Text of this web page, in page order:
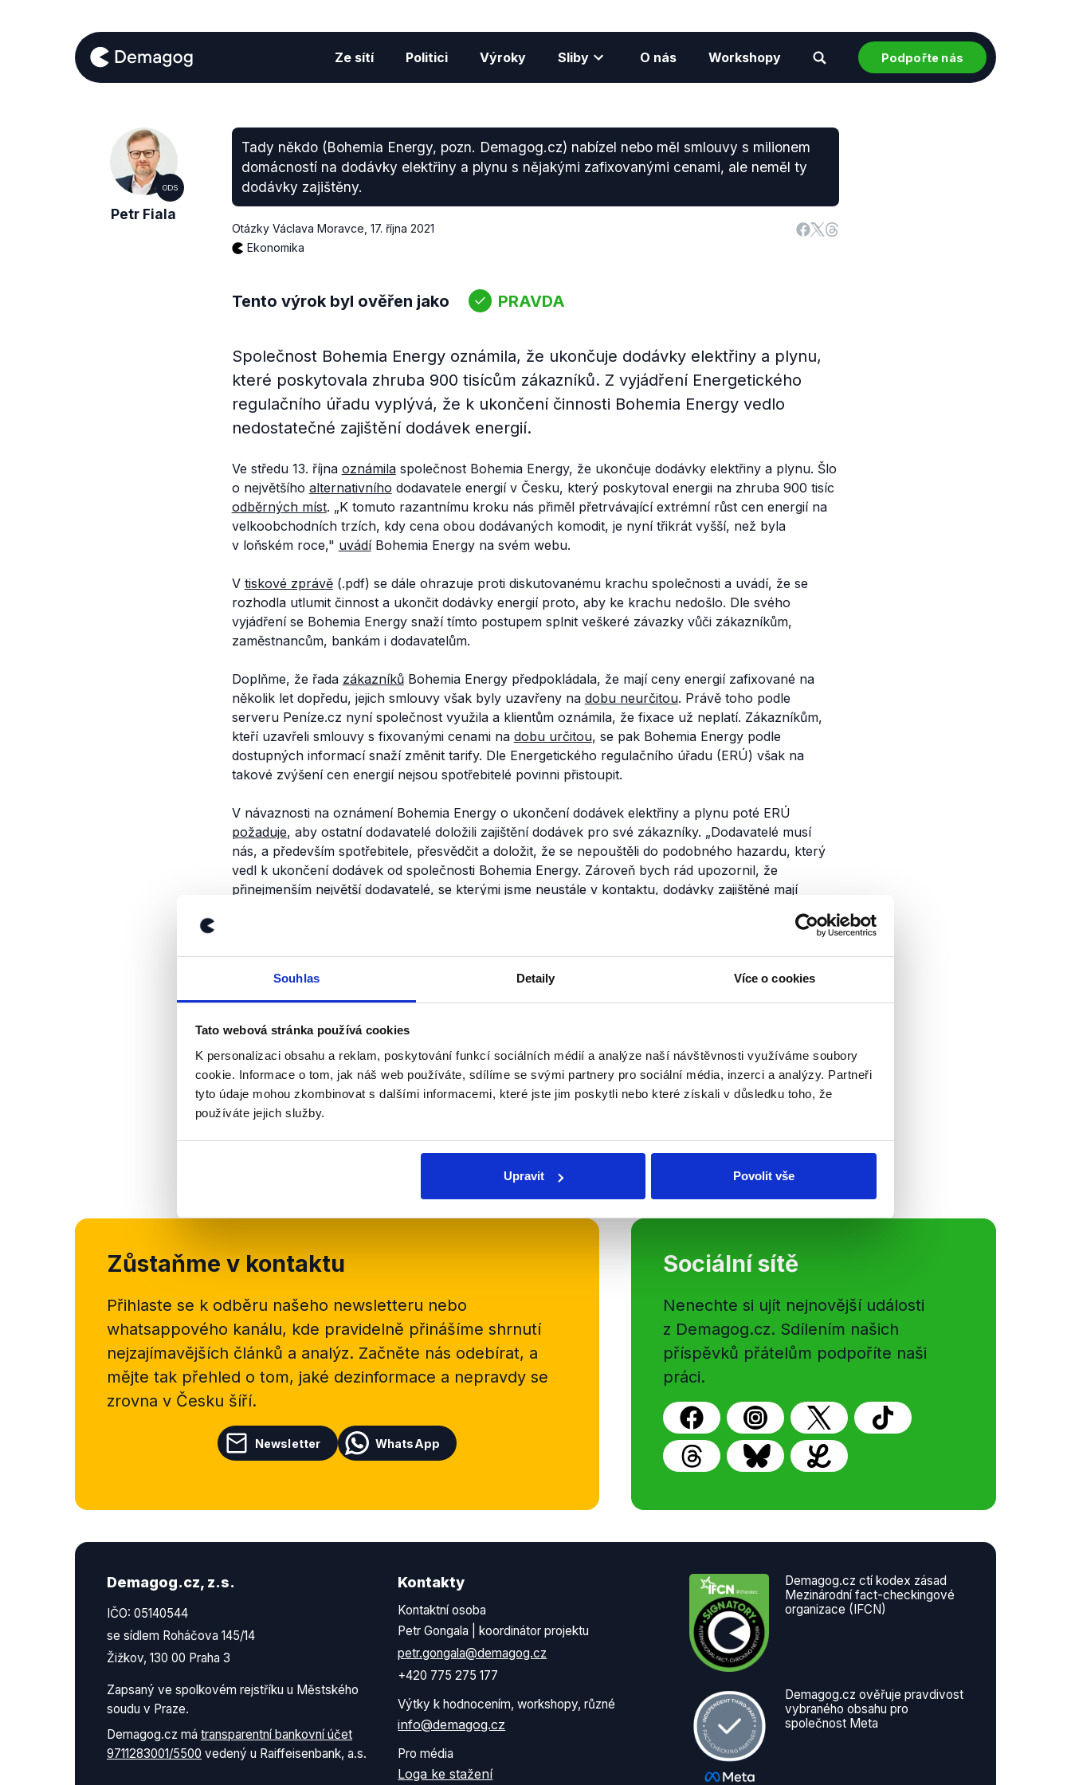
Souhlas Detaily Více o cookies
Tato webová stránka používá cookies
K personalizaci obsahu a reklam, poskytování funkcí sociálních médií a analýze naší návštěvnosti využíváme soubory
cookie. Informace o tom, jak náš web používáte, sdílíme se svými partnery pro sociální média, inzerci a analýzy. Partneři
tyto údaje mohou zkombinovat s dalšími informacemi, které jste jim poskytli nebo které získali v důsledku toho, že
používáte jejich služby.
Upravit Povolit vše
Ze sítí Politici Výroky Sliby O nás Workshopy Podpořte nás
ODS
Petr Fiala
Tady někdo (Bohemia Energy, pozn. Demagog.cz) nabízel nebo měl smlouvy s milionem
domácností na dodávky elektřiny a plynu s nějakými zafixovanými cenami, ale neměl ty
dodávky zajištěny.
Otázky Václava Moravce 17. října 2021
Ekonomika
Tento výrok byl ověřen jako PRAVDA
Společnost Bohemia Energy oznámila, že ukončuje dodávky elektřiny a plynu,
které poskytovala zhruba 900 tisícům zákazníků. Z vyjádření Energetického
regulačního úřadu vyplývá, že k ukončení činnosti Bohemia Energy vedlo
nedostatečné zajištění dodávek energií.
Ve středu 13. října oznámilaspolečnost Bohemia Energy, že ukončuje dodávky elektřiny a plynu. Šlo
o největšího alternativního dodavatele energií v Česku, který poskytoval energii na zhruba 900 tisíc
odběrných míst. „K tomuto razantnímu kroku nás přiměl přetrvávající extrémní růst cen energií na
velkoobchodních trzích, kdy cena obou dodávaných komodit, je nyní třikrát vyšší, než byla
v loňském roce," uvádíBohemia Energy na svém webu.
V tiskové zprávě(.pdf) se dále ohrazuje proti diskutovanému krachu společnosti a uvádí, že se
rozhodla utlumit činnost a ukončit dodávky energií proto, aby ke krachu nedošlo. Dle svého
vyjádření se Bohemia Energy snaží tímto postupem splnit veškeré závazky vůči zákazníkům,
zaměstnancům, bankám i dodavatelům.
Doplňme, že řada zákazníkůBohemia Energy předpokládala, že mají ceny energií zafixované na
několik let dopředu, jejich smlouvy však byly uzavřeny na dobu neurčitou. Právě toho podle
serveru Peníze.cz nyní společnost využila a klientům oznámila, že fixace už neplatí. Zákazníkům,
kteří uzavřeli smlouvy s fixovanými cenami na dobu určitou, se pak Bohemia Energy podle
dostupných informací snaží změnit tarify. Dle Energetického regulačního úřadu (ERÚ) však na
takové zvýšení cen energií nejsou spotřebitelé povinni přistoupit.
V návaznosti na oznámení Bohemia Energy o ukončení dodávek elektřiny a plynu poté ERÚ
požaduje, aby ostatní dodavatelé doložili zajištění dodávek pro své zákazníky. „Dodavatelé musí
nás, a především spotřebitele, přesvědčit a doložit, že se nepouštěli do podobného hazardu, který
vedl k ukončení dodávek od společnosti Bohemia Energy. Zároveň bych rád upozornil, že
přinejmenším největší dodavatelé, se kterými jsme neustále v kontaktu, dodávky zajištěné mají
Trávníček. Z toho je možné usuzovat, že společnost Bohemia Energy skutečně neměla zajištěné
22. října 2021
Hostem nedělních Otázek Václava Moravce byl
faktický vítěz voleb a pravděpodobný budoucí
Číst dál
Zůstaňme v kontaktu
Přihlaste se k odběru našeho newsletteru nebo
whatsappového kanálu, kde pravidelně přinášíme shrnutí
nejzajímavějších článků a analýz. Začněte nás odebírat, a
mějte tak přehled o tom, jaké dezinformace a nepravdy se
zrovna v Česku šíří.
Newsletter WhatsApp
Sociální sítě
Nenechte si ujít nejnovější události
z Demagog.cz. Sdílením našich
příspěvků přátelům podpoříte naši
práci.
Demagog.cz, z.s.
IČO: 05140544
se sídlem Roháčova 145/14
Žižkov, 130 00 Praha 3
Zapsaný ve spolkovém rejstříku u Městského
soudu v Praze.
Demagog.cz má transparentní bankovní účet
9711283001/5500 vedený u Raiffeisenbank, a.s.
Kontakty
Kontaktní osoba
Petr Gongala | koordinátor projektu
petr.gongala@demagog.cz
+420 775 275 177
Výtky k hodnocením, workshopy, různé
info@demagog.cz
Pro média
Loga ke stažení
Demagog.cz ctí kodex zásad
Mezinárodní fact-checkingové
organizace (IFCN)
Demagog.cz ověřuje pravdivost
vybraného obsahu pro
společnost Meta